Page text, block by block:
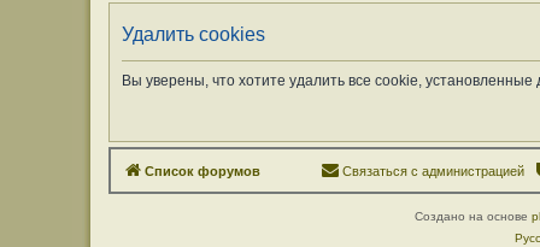
Удалить cookies
Вы уверены, что хотите удалить все cookie,
Список форумов Связаться с администрацией
Создано на основе